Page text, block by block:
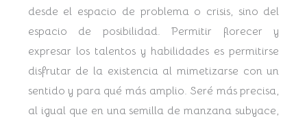
desde el espacio de problema o crisis, sino del
espacio de posibilidad. Permitir florecer y
expresar los talentos y habilidades es permitirse
disfrutar de la existencia al mimetizarse con un
sentido y para qué más amplio. Seré más precisa,
al igual que en una semilla de manzana subyace,